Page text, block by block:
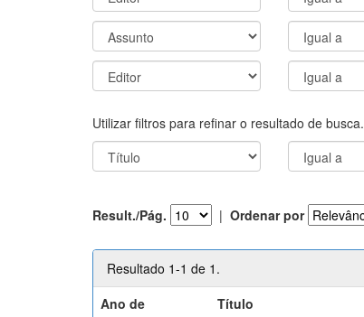
Utilizar filtros para refinar o resultado de busca.
Result./Pág. | Ordenar por
Resultado 1-1 de 1.
Ano de
Título